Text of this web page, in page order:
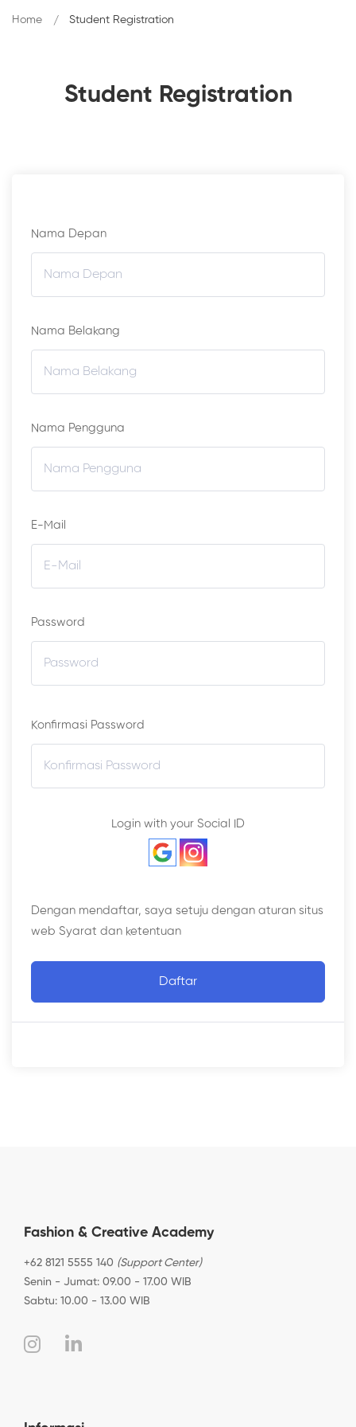
Student Registration
Home Student Registration
Nama Depan
Nama Belakang
Nama Pengguna
E-Mail
Password
Konfirmasi Password
Login with your Social ID
Dengan mendaftar, saya setuju dengan aturan situs
web Syarat dan ketentuan
Daftar
Fashion & Creative Academy
+62 8121 5555 140 (Support Center)
Senin - Jumat: 09.00 - 17.00 WIB
Sabtu: 10.00 - 13.00 WIB